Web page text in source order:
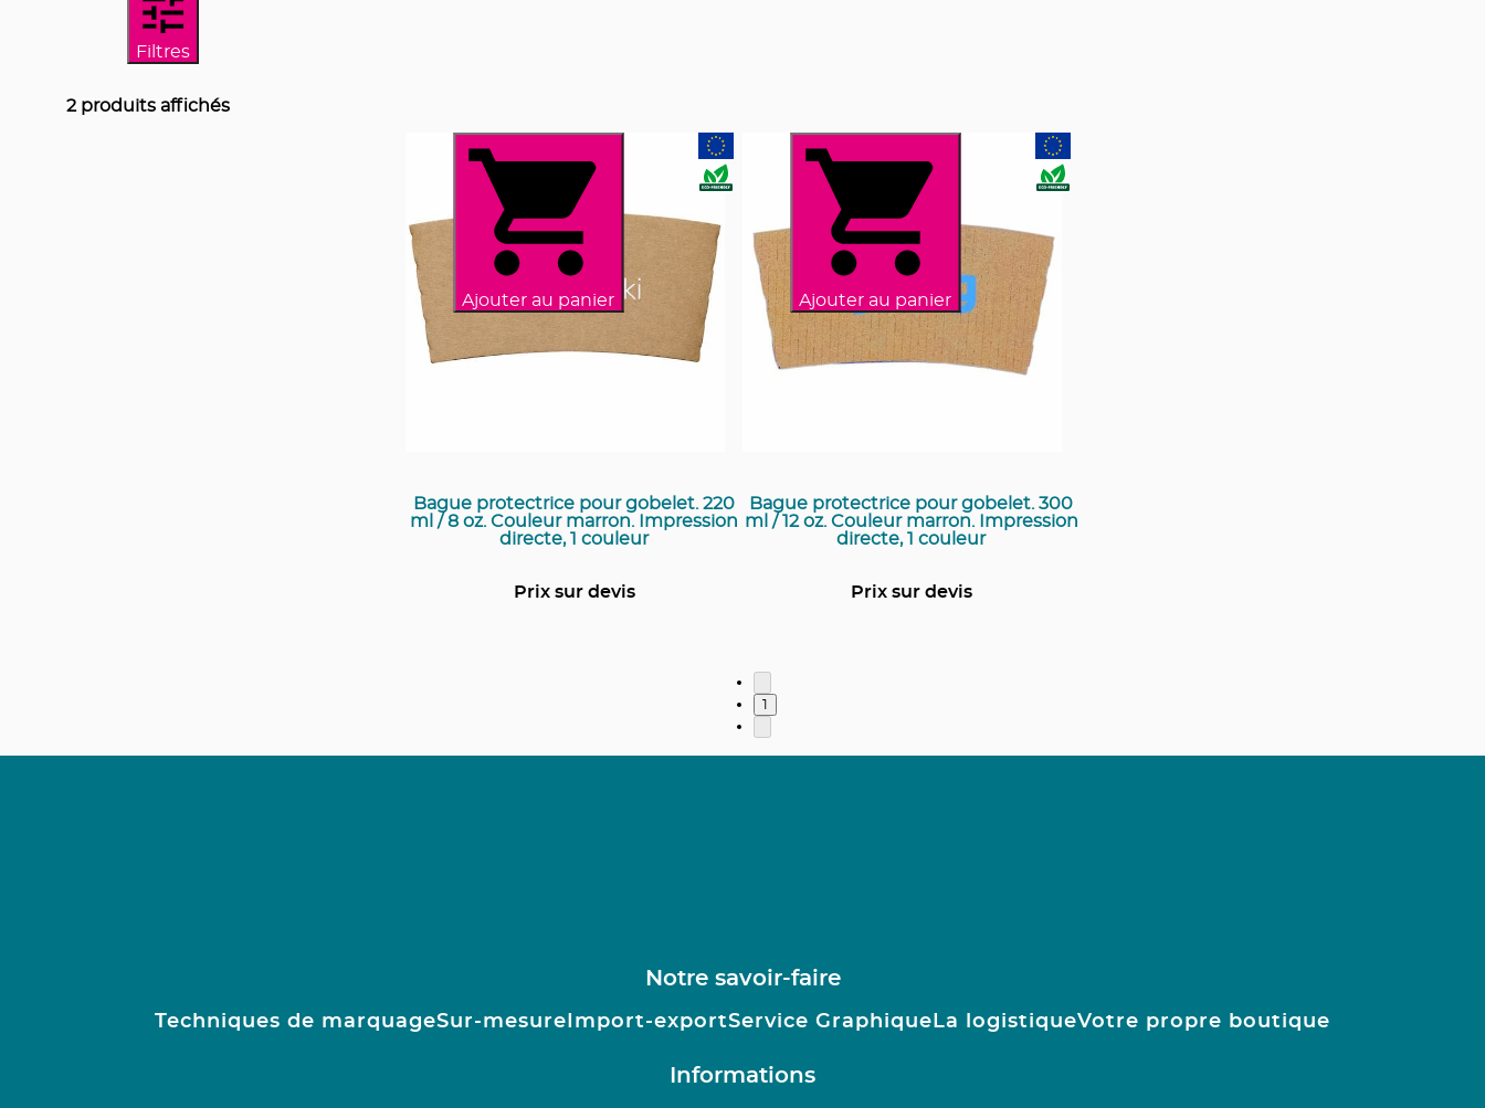
Filtres
2 produits affichés
Ajouter au panier
Bague protectrice pour gobelet. 220
ml / 8 oz. Couleur marron. Impression
directe, 1 couleur
Prix sur devis
Ajouter au panier
Bague protectrice pour gobelet. 300
ml / 12 oz. Couleur marron. Impression
directe, 1 couleur
Prix sur devis
1
Notre savoir-faire
Techniques de marquageSur-mesure Import-exportService Graphique La logistiqueVotre propre boutique
Informations